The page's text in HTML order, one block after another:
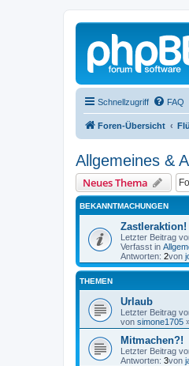
Schnellzugriff FAQ
Foren-Übersicht
Allgemeines &
Neues Thema
BEKANNTMACHUNGEN
Zastleraktion!
Letzter Beitrag
Verfasst in
Antworten: 2von
THEMEN
Urlaub
Letzter Beitrag
von simone1705
Mitmachen?!
Letzter Beitrag
Antworten: 3von